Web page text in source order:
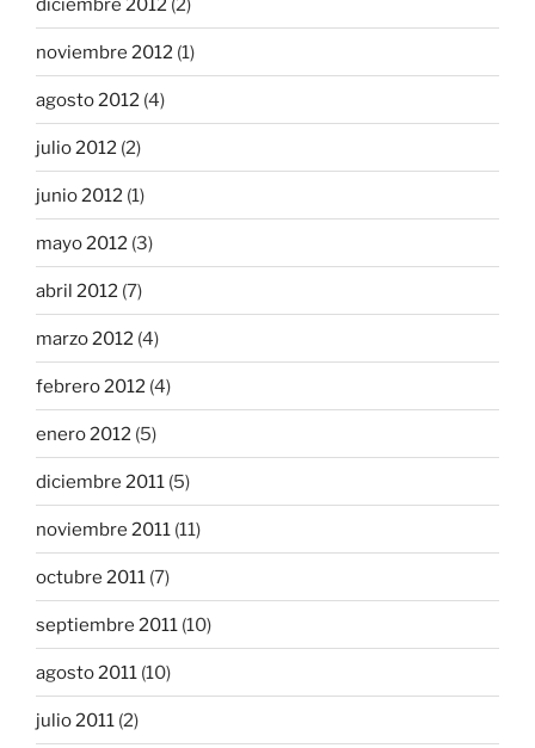
diciembre 2012 (2)
noviembre 2012 (1)
agosto 2012 (4)
julio 2012 (2)
junio 2012 (1)
mayo 2012 (3)
abril 2012 (7)
marzo 2012 (4)
febrero 2012 (4)
enero 2012 (5)
diciembre 2011 (5)
noviembre 2011 (11)
octubre 2011 (7)
septiembre 2011 (10)
agosto 2011 (10)
julio 2011 (2)